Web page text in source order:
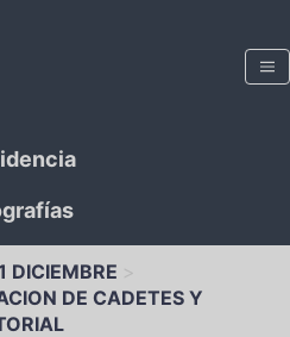
DICIEMBRE
DE CADETES Y